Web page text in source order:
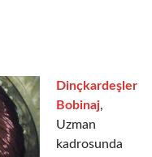
Dinçkardeşler
Bobinaj,
Uzman
kadrosunda